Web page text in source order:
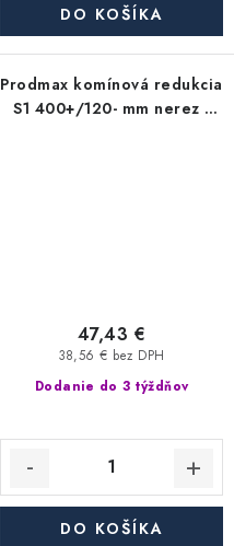
DO KOŠÍKA
Prodmax komínová redukcia
S1 400+/120- mm nerez -
Dodanie do 3 týždňov
38,56 € bez DPH
47,43 €
DO KOŠÍKA